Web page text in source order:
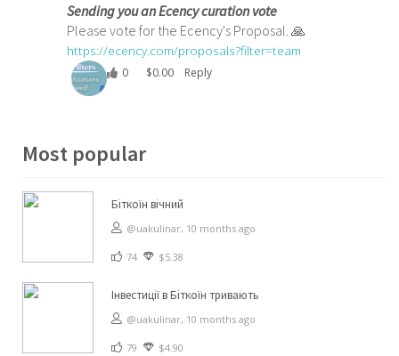
Sending you an Ecency curation vote
Please vote for the Ecency's Proposal. 🙏
https://ecency.com/proposals?filter=team
0 $0.00 Reply
Most popular
Біткоїн вічний
@uakulinar, 10 months ago
74 $5.38
Інвестиції в Біткоїн тривають
@uakulinar, 10 months ago
79 $4.90